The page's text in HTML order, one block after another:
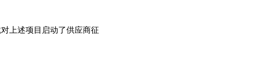
上述项目启动了供应商征